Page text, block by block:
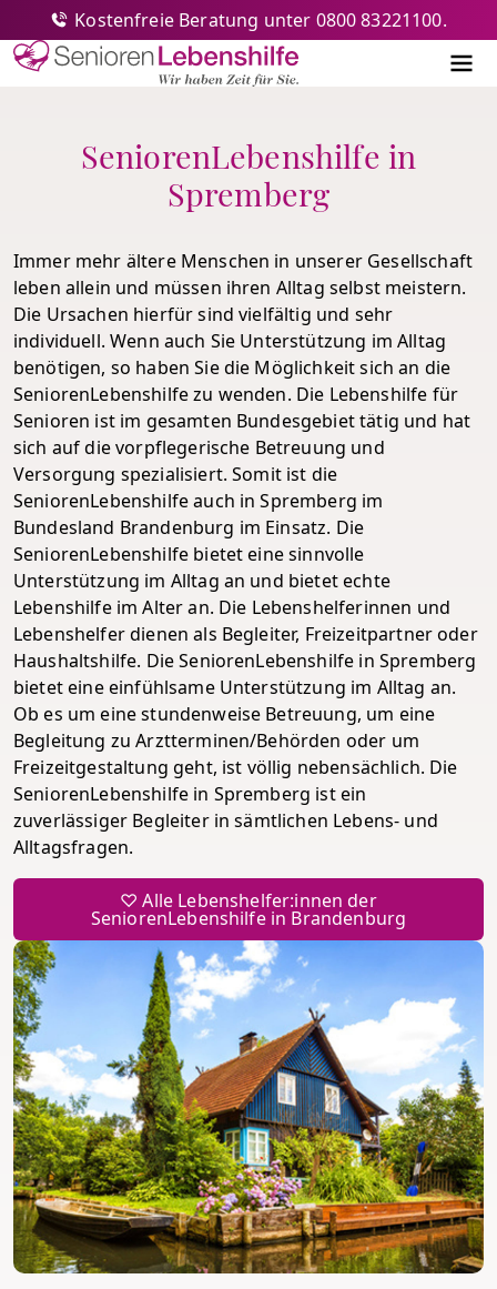
Senioren-Lebenshilfe
Kostenfreie Beratung unter 0800 83221100.
SeniorenLebenshilfe in
Spremberg
Immer mehr ältere Menschen in unserer Gesellschaft
leben allein und müssen ihren Alltag selbst meistern.
Die Ursachen hierfür sind vielfältig und sehr
individuell. Wenn auch Sie Unterstützung im Alltag
benötigen, so haben Sie die Möglichkeit sich an die
SeniorenLebenshilfe zu wenden. Die Lebenshilfe für
Senioren ist im gesamten Bundesgebiet tätig und hat
sich auf die vorpflegerische Betreuung und
Versorgung spezialisiert. Somit ist die
SeniorenLebenshilfe auch in Spremberg im
Bundesland Brandenburg im Einsatz. Die
SeniorenLebenshilfe bietet eine sinnvolle
Unterstützung im Alltag an und bietet echte
Lebenshilfe im Alter an. Die Lebenshelferinnen und
Lebenshelfer dienen als Begleiter, Freizeitpartner oder
Haushaltshilfe. Die SeniorenLebenshilfe in Spremberg
bietet eine einfühlsame Unterstützung im Alltag an.
Ob es um eine stundenweise Betreuung, um eine
Begleitung zu Arztterminen/Behörden oder um
Freizeitgestaltung geht, ist völlig nebensächlich. Die
SeniorenLebenshilfe in Spremberg ist ein
zuverlässiger Begleiter in sämtlichen Lebens- und
Alltagsfragen.
♡ Alle Lebenshelfer:innen der
SeniorenLebenshilfe in Brandenburg